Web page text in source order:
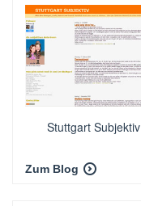
Stuttgart Subjektiv
Zum Blog